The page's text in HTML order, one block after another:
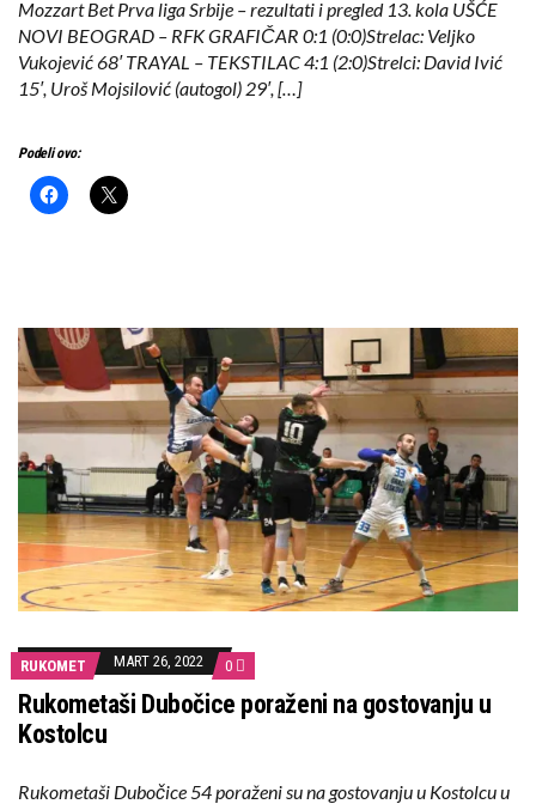
Mozzart Bet Prva liga Srbije – rezultati i pregled 13. kola UŠĆE
NOVI BEOGRAD – RFK GRAFIČAR 0:1 (0:0)Strelac: Veljko
Vukojević 68′ TRAYAL – TEKSTILAC 4:1 (2:0)Strelci: David Ivić
15′, Uroš Mojsilović (autogol) 29′, […]
Podeli ovo:
RUKOMET MART 26, 2022 0
Rukometaši Dubočice poraženi na gostovanju u
Kostolcu
Rukometaši Dubočice 54 poraženi su na gostovanju u Kostolcu u